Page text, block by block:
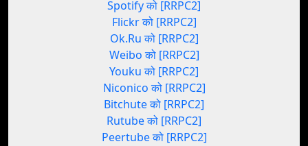
Spotify को [RRPC2]
Flickr को [RRPC2]
Ok.Ru को [RRPC2]
Weibo को [RRPC2]
Youku को [RRPC2]
Niconico को [RRPC2]
Bitchute को [RRPC2]
Rutube को [RRPC2]
Peertube को [RRPC2]